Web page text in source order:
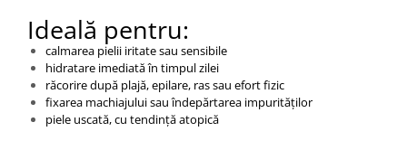
Ideală pentru:
calmarea pielii iritate sau sensibile
hidratare imediată în timpul zilei
răcorire după plajă, epilare, ras sau efort fizic
fixarea machiajului sau îndepărtarea impurităților
piele uscată, cu tendință atopică